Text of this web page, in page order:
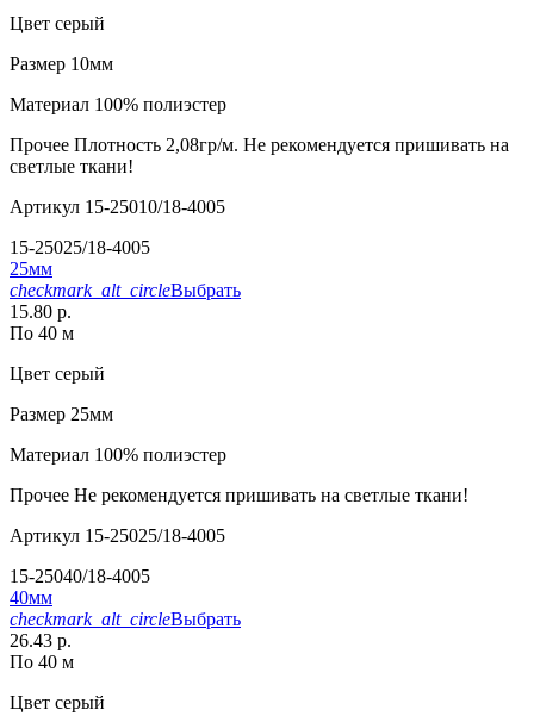
Цвет серый
Размер 10мм
Материал 100% полиэстер
Прочее Плотность 2,08гр/м. Не рекомендуется пришивать на
светлые ткани!
Артикул 15-25010/18-4005
15-25025/18-4005
25мм
checkmark_alt_circleВыбрать
15.80 р.
По 40 м
Цвет серый
Размер 25мм
Материал 100% полиэстер
Прочее Не рекомендуется пришивать на светлые ткани!
Артикул 15-25025/18-4005
15-25040/18-4005
40мм
checkmark_alt_circleВыбрать
26.43 р.
По 40 м
Цвет серый